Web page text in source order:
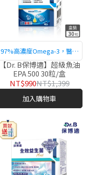
97%高濃度Omega-3，醫師
愛用
【Dr. B保博適】超級魚油
EPA 500 30粒/盒
NT$990NT$1,399
加入購物車